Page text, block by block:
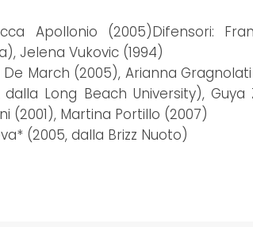
Apollonio (2005)Difensori:
Jelena Vukovic (1994)
March (2005), Arianna Gragnolati
Long Beach University), Guya
(2001), Martina Portillo (2007)
(2005, dalla Brizz Nuoto)